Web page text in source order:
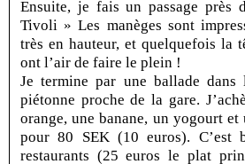
Ensuite, je fais un passage près
Tivoli » Les manèges sont
très en hauteur, et quelquefois la
ont l’air de faire le plein !
Je termine par une ballade
piétonne proche de la gare.
orange, une banane, un yogourt
pour 80 SEK (10 euros). C’est
restaurants (25 euros le plat